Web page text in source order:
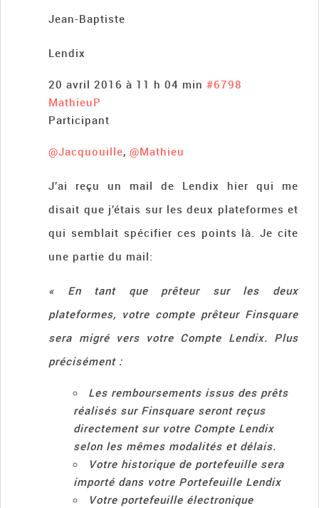
Jean-Baptiste
Lendix
20 avril 2016 à 11 h 04 min #6798
MathieuP
Participant
@Jacquouille,@Mathieu
J’ai reçu un mail de Lendix hier qui me
disait que j’étais sur les deux plateformes et
qui semblait spécifier ces points là. Je cite
une partie du mail:
« En tant que prêteur sur les deux
plateformes, votre compte prêteur Finsquare
sera migré vers votre Compte Lendix. Plus
précisément :
Les remboursements issus des prêts
réalisés sur Finsquare seront reçus
directement sur votre Compte Lendix
selon les mêmes modalités et délais.
Votre historique de portefeuille sera
importé dans votre Portefeuille Lendix
Votre portefeuille électronique